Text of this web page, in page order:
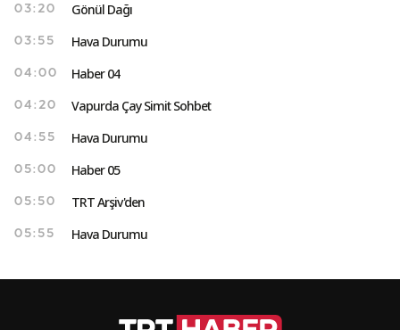
03:20 Gönül Dağı
03:55 Hava Durumu
04:00 Haber 04
04:20 Vapurda Çay Simit Sohbet
04:55 Hava Durumu
05:00 Haber 05
05:50 TRT Arşiv'den
05:55 Hava Durumu